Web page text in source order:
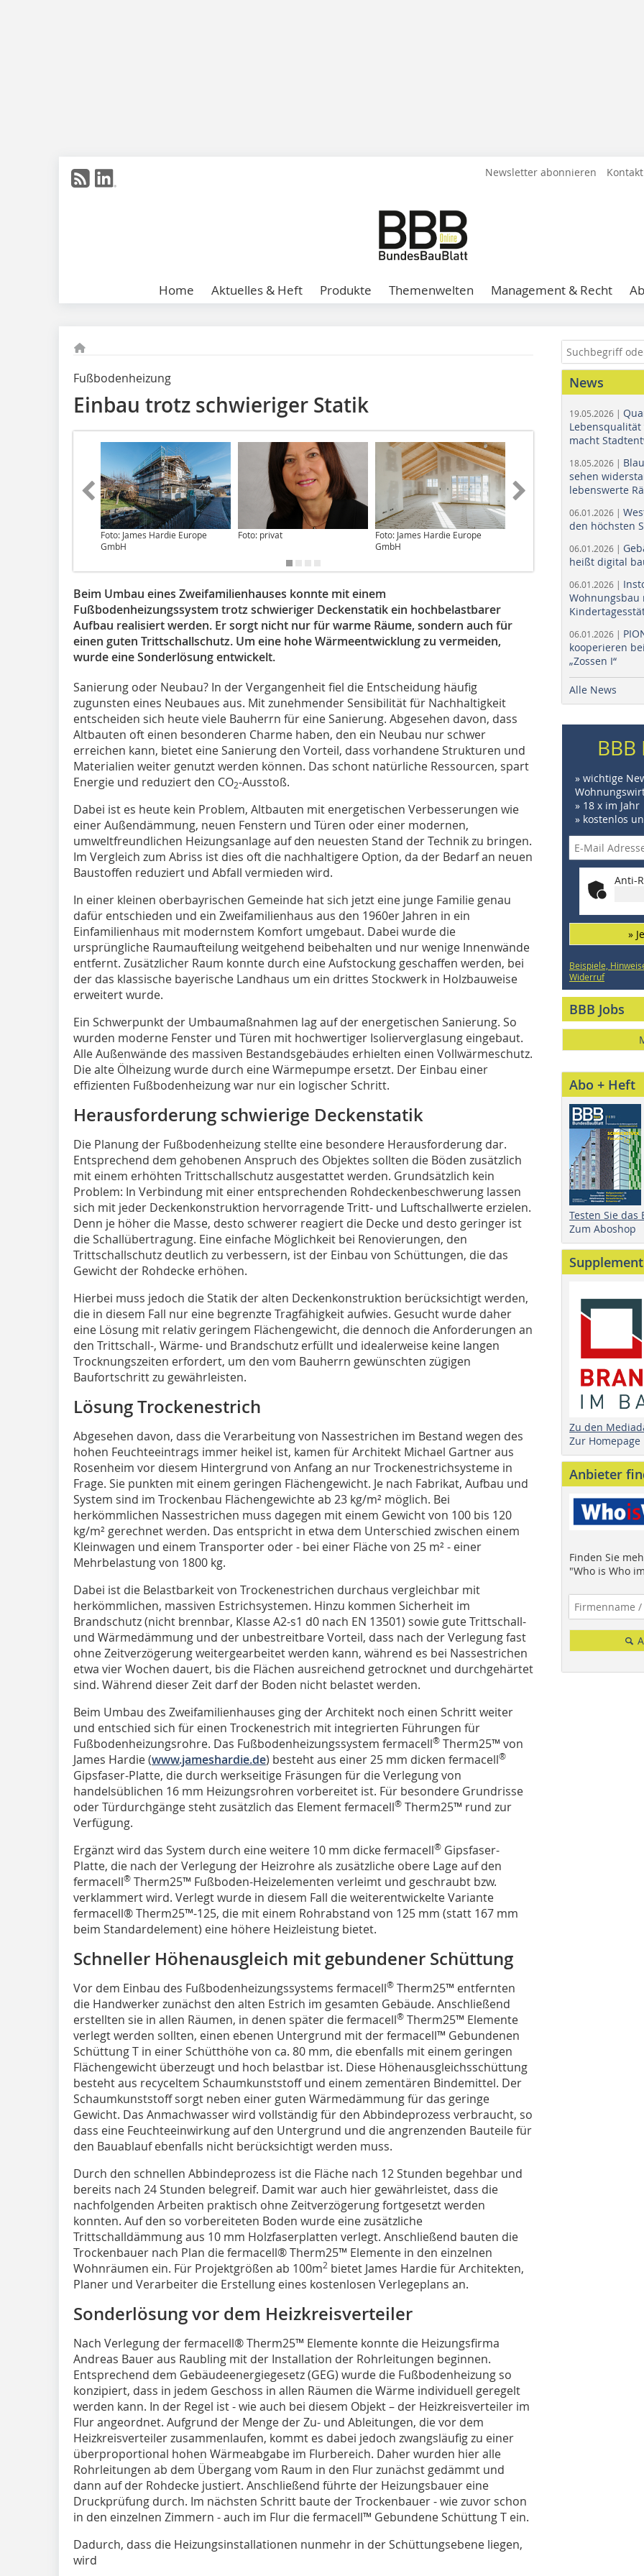
Newsletter abonnieren
Home Aktuelles & Heft Produkte Themenwelten Management & Recht
Fußbodenheizung
Einbau trotz schwieriger Statik
Foto: James Hardie Europe
GmbH
Foto: privat
Foto: James Hardie Europe
GmbH
Beim Umbau eines Zweifamilienhauses konnte mit einem
Fußbodenheizungssystem trotz schwieriger Deckenstatik ein hochbelastbarer
Aufbau realisiert werden. Er sorgt nicht nur für warme Räume, sondern auch für
einen guten Trittschallschutz. Um eine hohe Wärmeentwicklung zu vermeiden,
wurde eine Sonderlösung entwickelt.
Sanierung oder Neubau? In der Vergangenheit fiel die Entscheidung häufig
zugunsten eines Neubaues aus. Mit zunehmender Sensibilität für Nachhaltigkeit
entscheiden sich heute viele Bauherrn für eine Sanierung. Abgesehen davon, dass
Altbauten oft einen besonderen Charme haben, den ein Neubau nur schwer
erreichen kann, bietet eine Sanierung den Vorteil, dass vorhandene Strukturen und
Materialien weiter genutzt werden können. Das schont natürliche Ressourcen, spart
Energie und reduziert den CO2-Ausstoß.
Dabei ist es heute kein Problem, Altbauten mit energetischen Verbesserungen wie
einer Außendämmung, neuen Fenstern und Türen oder einer modernen,
umweltfreundlichen Heizungsanlage auf den neuesten Stand der Technik zu bringen.
Im Vergleich zum Abriss ist dies oft die nachhaltigere Option, da der Bedarf an neuen
Baustoffen reduziert und Abfall vermieden wird.
In einer kleinen oberbayrischen Gemeinde hat sich jetzt eine junge Familie genau
dafür entschieden und ein Zweifamilienhaus aus den 1960er Jahren in ein
Einfamilienhaus mit modernstem Komfort umgebaut. Dabei wurde die
ursprüngliche Raumaufteilung weitgehend beibehalten und nur wenige Innenwände
entfernt. Zusätzlicher Raum konnte durch eine Aufstockung geschaffen werden, bei
der das klassische bayerische Landhaus um ein drittes Stockwerk in Holzbauweise
erweitert wurde.
Ein Schwerpunkt der Umbaumaßnahmen lag auf der energetischen Sanierung. So
wurden moderne Fenster und Türen mit hochwertiger Isolierverglasung eingebaut.
Alle Außenwände des massiven Bestandsgebäudes erhielten einen Vollwärmeschutz.
Die alte Ölheizung wurde durch eine Wärmepumpe ersetzt. Der Einbau einer
effizienten Fußbodenheizung war nur ein logischer Schritt.
Herausforderung schwierige Deckenstatik
Die Planung der Fußbodenheizung stellte eine besondere Herausforderung dar.
Entsprechend dem gehobenen Anspruch des Objektes sollten die Böden zusätzlich
mit einem erhöhten Trittschallschutz ausgestattet werden. Grundsätzlich kein
Problem: In Verbindung mit einer entsprechenden Rohdeckenbeschwerung lassen
sich mit jeder Deckenkonstruktion hervorragende Tritt- und Luftschallwerte erzielen.
Denn je höher die Masse, desto schwerer reagiert die Decke und desto geringer ist
die Schallübertragung. Eine einfache Möglichkeit bei Renovierungen, den
Trittschallschutz deutlich zu verbessern, ist der Einbau von Schüttungen, die das
Gewicht der Rohdecke erhöhen.
Hierbei muss jedoch die Statik der alten Deckenkonstruktion berücksichtigt werden,
die in diesem Fall nur eine begrenzte Tragfähigkeit aufwies. Gesucht wurde daher
eine Lösung mit relativ geringem Flächengewicht, die dennoch die Anforderungen an
den Trittschall-, Wärme- und Brandschutz erfüllt und idealerweise keine langen
Trocknungszeiten erfordert, um den vom Bauherrn gewünschten zügigen
Baufortschritt zu gewährleisten.
Lösung Trockenestrich
Abgesehen davon, dass die Verarbeitung von Nassestrichen im Bestand wegen des
hohen Feuchteeintrags immer heikel ist, kamen für Architekt Michael Gartner aus
Rosenheim vor diesem Hintergrund von Anfang an nur Trockenestrichsysteme in
Frage. Sie punkten mit einem geringen Flächengewicht. Je nach Fabrikat, Aufbau und
System sind im Trockenbau Flächengewichte ab 23 kg/m² möglich. Bei
herkömmlichen Nassestrichen muss dagegen mit einem Gewicht von 100 bis 120
kg/m² gerechnet werden. Das entspricht in etwa dem Unterschied zwischen einem
Kleinwagen und einem Transporter oder - bei einer Fläche von 25 m² - einer
Mehrbelastung von 1800 kg.
Dabei ist die Belastbarkeit von Trockenestrichen durchaus vergleichbar mit
herkömmlichen, massiven Estrichsystemen. Hinzu kommen Sicherheit im
Brandschutz (nicht brennbar, Klasse A2-s1 d0 nach EN 13501) sowie gute Trittschall-
und Wärmedämmung und der unbestreitbare Vorteil, dass nach der Verlegung fast
ohne Zeitverzögerung weitergearbeitet werden kann, während es bei Nassestrichen
etwa vier Wochen dauert, bis die Flächen ausreichend getrocknet und durchgehärtet
sind. Während dieser Zeit darf der Boden nicht belastet werden.
Beim Umbau des Zweifamilienhauses ging der Architekt noch einen Schritt weiter
und entschied sich für einen Trockenestrich mit integrierten Führungen für
Fußbodenheizungsrohre. Das Fußbodenheizungssystem fermacell® Therm25™ von
James Hardie (www.jameshardie.de) besteht aus einer 25 mm dicken fermacell®
Gipsfaser-Platte, die durch werkseitige Fräsungen für die Verlegung von
handelsüblichen 16 mm Heizungsrohren vorbereitet ist. Für besondere Grundrisse
oder Türdurchgänge steht zusätzlich das Element fermacell® Therm25™ rund zur
Verfügung.
Ergänzt wird das System durch eine weitere 10 mm dicke fermacell® Gipsfaser-
Platte, die nach der Verlegung der Heizrohre als zusätzliche obere Lage auf den
fermacell® Therm25™ Fußboden-Heizelementen verleimt und geschraubt bzw.
verklammert wird. Verlegt wurde in diesem Fall die weiterentwickelte Variante
fermacell® Therm25™-125, die mit einem Rohrabstand von 125 mm (statt 167 mm
beim Standardelement) eine höhere Heizleistung bietet.
Schneller Höhenausgleich mit gebundener Schüttung
Vor dem Einbau des Fußbodenheizungssystems fermacell® Therm25™ entfernten
die Handwerker zunächst den alten Estrich im gesamten Gebäude. Anschließend
erstellten sie in allen Räumen, in denen später die fermacell® Therm25™ Elemente
verlegt werden sollten, einen ebenen Untergrund mit der fermacell™ Gebundenen
Schüttung T in einer Schütthöhe von ca. 80 mm, die ebenfalls mit einem geringen
Flächengewicht überzeugt und hoch belastbar ist. Diese Höhenausgleichsschüttung
besteht aus recyceltem Schaumkunststoff und einem zementären Bindemittel. Der
Schaumkunststoff sorgt neben einer guten Wärmedämmung für das geringe
Gewicht. Das Anmachwasser wird vollständig für den Abbindeprozess verbraucht, so
dass eine Feuchteeinwirkung auf den Untergrund und die angrenzenden Bauteile für
den Bauablauf ebenfalls nicht berücksichtigt werden muss.
Durch den schnellen Abbindeprozess ist die Fläche nach 12 Stunden begehbar und
bereits nach 24 Stunden belegreif. Damit war auch hier gewährleistet, dass die
nachfolgenden Arbeiten praktisch ohne Zeitverzögerung fortgesetzt werden
konnten. Auf den so vorbereiteten Boden wurde eine zusätzliche
Trittschalldämmung aus 10 mm Holzfaserplatten verlegt. Anschließend bauten die
Trockenbauer nach Plan die fermacell® Therm25™ Elemente in den einzelnen
Wohnräumen ein. Für Projektgrößen ab 100m2 bietet James Hardie für Architekten,
Planer und Verarbeiter die Erstellung eines kostenlosen Verlegeplans an.
Sonderlösung vor dem Heizkreisverteiler
Nach Verlegung der fermacell® Therm25™ Elemente konnte die Heizungsfirma
Andreas Bauer aus Raubling mit der Installation der Rohrleitungen beginnen.
Entsprechend dem Gebäudeenergiegesetz (GEG) wurde die Fußbodenheizung so
konzipiert, dass in jedem Geschoss in allen Räumen die Wärme individuell geregelt
werden kann. In der Regel ist - wie auch bei diesem Objekt – der Heizkreisverteiler im
Flur angeordnet. Aufgrund der Menge der Zu- und Ableitungen, die vor dem
Heizkreisverteiler zusammenlaufen, kommt es dabei jedoch zwangsläufig zu einer
überproportional hohen Wärmeabgabe im Flurbereich. Daher wurden hier alle
Rohrleitungen ab dem Übergang vom Raum in den Flur zunächst gedämmt und
dann auf der Rohdecke justiert. Anschließend führte der Heizungsbauer eine
Druckprüfung durch. Im nächsten Schritt baute der Trockenbauer - wie zuvor schon
in den einzelnen Zimmern - auch im Flur die fermacell™ Gebundene Schüttung T ein.
Dadurch, dass die Heizungsinstallationen nunmehr in der Schüttungsebene liegen,
wird
News
19.05.2026 |
macht
18.05.2026 |
sehen
lebenswerte
06.01.2026 |
den höchsten
06.01.2026 |
heißt digital
06.01.2026 |
Wohnungsbau
06.01.2026 |
kooperieren
„Zossen I“
Alle News
» wichtige
» 18 x im Jahr
» kostenlos
Anti-
»
Beispiele,
Widerruf
BBB Jobs
Abo + Heft
Testen Sie das
Zum Aboshop
Supplement
Zu den
Zur Homepage
Anbieter
Finden Sie
"Who is Who